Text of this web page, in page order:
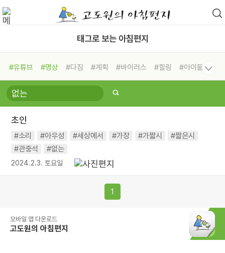
태그로 보는 아침편지
#유튜브 #명상 #다짐 #계획 #바이러스 #힐링
#아이들
#비전캠프
#독서캠프 #삶
#희망
#나눔 #친구 #링컨학교
#독서
초인
#소리 #아우성 #세상에서 #가장 #가짧시
#짧은시
#관중석
#없는
2024.2.3. 토요일
1
모바일 앱 다운로드
고도원의 아침편지